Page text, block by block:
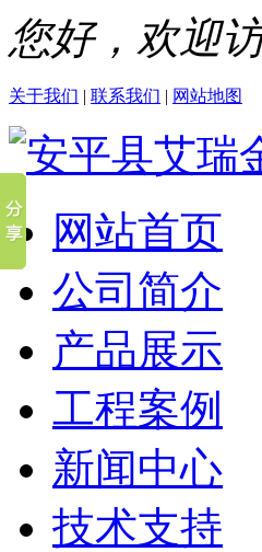
您好，欢迎
关于我们 | 联系我们 | 网站地图
网站首页
公司简介
产品展示
工程案例
新闻中心
技术支持